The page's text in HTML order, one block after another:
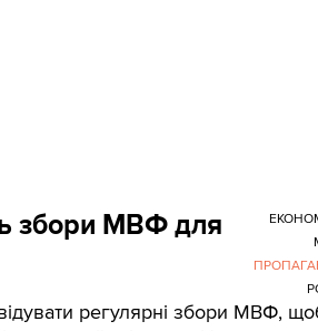
збори МВФ для
регулярні збори МВФ,